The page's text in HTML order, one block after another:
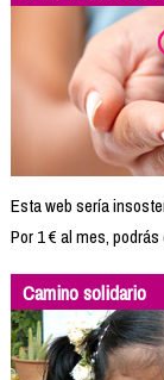
Esta web sería
Por 1 € al mes,
Camino solidario